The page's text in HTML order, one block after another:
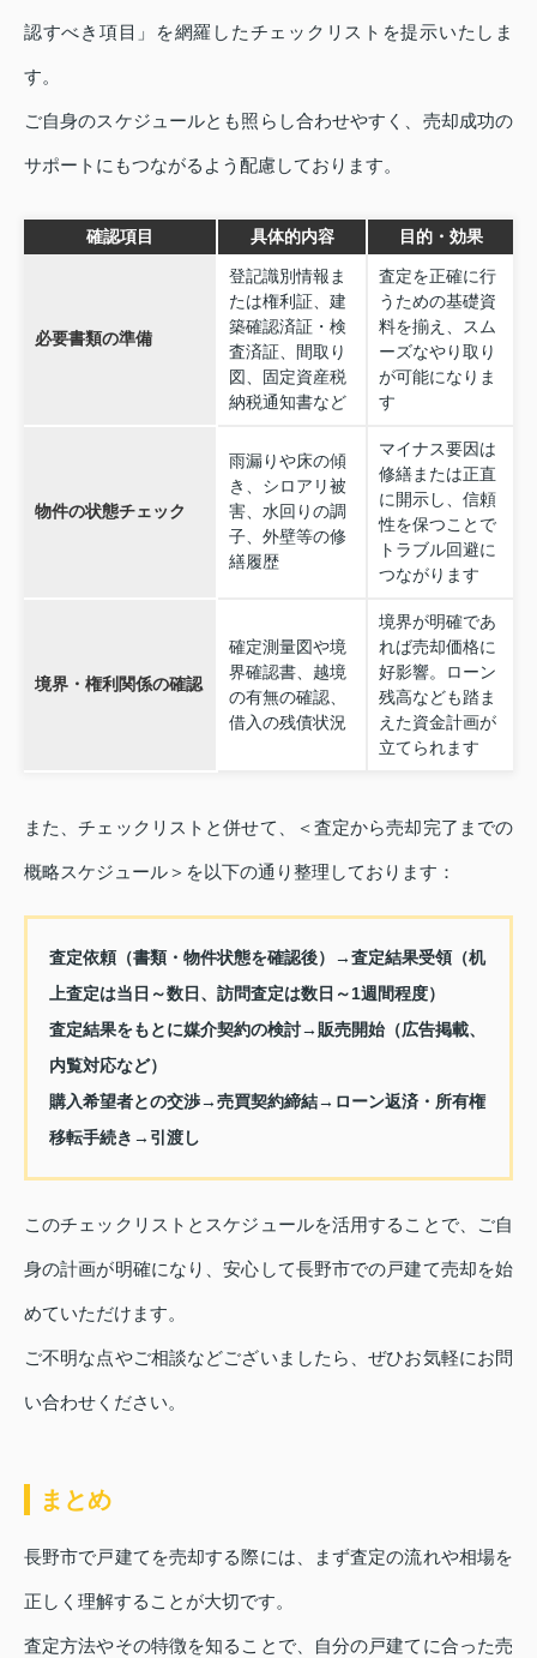
認すべき項目」を網羅したチェックリストを提示いたしま
す。
ご自身のスケジュールとも照らし合わせやすく、売却成功の
サポートにもつながるよう配慮しております。
確認項目 具体的内容 目的・効果
必要書類の準備
登記識別情報ま
たは権利証、建
築確認済証・検
査済証、間取り
図、固定資産税
納税通知書など
査定を正確に行
うための基礎資
料を揃え、スム
ーズなやり取り
が可能になりま
す
物件の状態チェック
雨漏りや床の傾
き、シロアリ被
害、水回りの調
子、外壁等の修
繕履歴
マイナス要因は
修繕または正直
に開示し、信頼
性を保つことで
トラブル回避に
つながります
境界・権利関係の確認
確定測量図や境
界確認書、越境
の有無の確認、
借入の残債状況
境界が明確であ
れば売却価格に
好影響。ローン
残高なども踏ま
えた資金計画が
立てられます
また、チェックリストと併せて、＜査定から売却完了までの
概略スケジュール＞を以下の通り整理しております：
査定依頼（書類・物件状態を確認後）→査定結果受領（机
上査定は当日～数日、訪問査定は数日～1週間程度）
査定結果をもとに媒介契約の検討→販売開始（広告掲載、
内覧対応など）
購入希望者との交渉→売買契約締結→ローン返済・所有権
移転手続き→引渡し
このチェックリストとスケジュールを活用することで、ご自
身の計画が明確になり、安心して長野市での戸建て売却を始
めていただけます。
ご不明な点やご相談などございましたら、ぜひお気軽にお問
い合わせください。
まとめ
長野市で戸建てを売却する際には、まず査定の流れや相場を
正しく理解することが大切です。
査定方法やその特徴を知ることで、自分の戸建てに合った売